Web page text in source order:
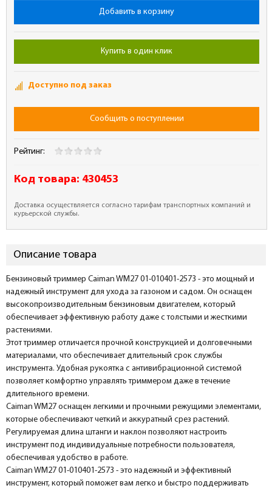
Добавить в корзину
Купить в один клик
Доступно под заказ
Сообщить о поступлении
Рейтинг:
Код товара: 430453
Доставка осуществляется согласно тарифам транспортных компаний и
курьерской службы.
Описание товара
Бензиновый триммер Caiman WM27 01-010401-2573 - это мощный и
надежный инструмент для ухода за газоном и садом. Он оснащен
высокопроизводительным бензиновым двигателем, который
обеспечивает эффективную работу даже с толстыми и жесткими
растениями.
Этот триммер отличается прочной конструкцией и долговечными
материалами, что обеспечивает длительный срок службы
инструмента. Удобная рукоятка с антивибрационной системой
позволяет комфортно управлять триммером даже в течение
длительного времени.
Caiman WM27 оснащен легкими и прочными режущими элементами,
которые обеспечивают четкий и аккуратный срез растений.
Регулируемая длина штанги и наклон позволяют настроить
инструмент под индивидуальные потребности пользователя,
обеспечивая удобство в работе.
Caiman WM27 01-010401-2573 - это надежный и эффективный
инструмент, который поможет вам легко и быстро поддерживать